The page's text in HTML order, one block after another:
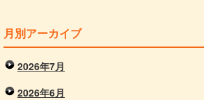
月別アーカイブ
2026年7月
2026年6月